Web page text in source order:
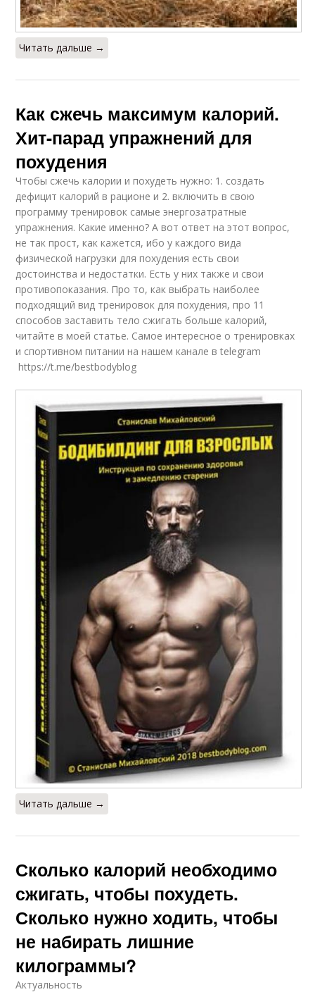
Читать дальше →
Как сжечь максимум калорий.
Хит-парад упражнений для
похудения
Чтобы сжечь калории и похудеть нужно: 1. создать
дефицит калорий в рационе и 2. включить в свою
программу тренировок самые энергозатратные
упражнения. Какие именно? А вот ответ на этот вопрос,
не так прост, как кажется, ибо у каждого вида
физической нагрузки для похудения есть свои
достоинства и недостатки. Есть у них также и свои
противопоказания. Про то, как выбрать наиболее
подходящий вид тренировок для похудения, про 11
способов заставить тело сжигать больше калорий,
читайте в моей статье. Самое интересное о тренировках
и спортивном питании на нашем канале в telegram
https://t.me/bestbodyblog
Читать дальше →
Сколько калорий необходимо
сжигать, чтобы похудеть.
Сколько нужно ходить, чтобы
не набирать лишние
килограммы?
Актуальность